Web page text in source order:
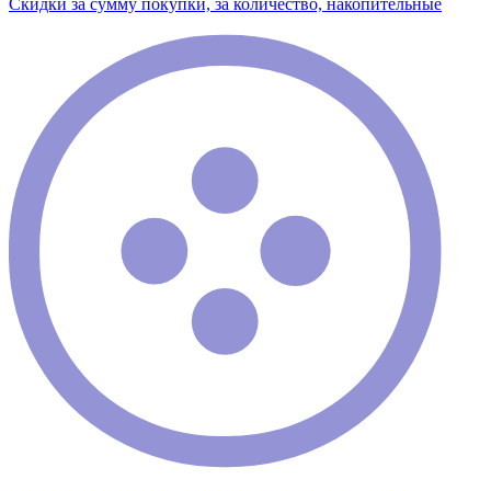
Скидки за сумму покупки, за количество, накопительные